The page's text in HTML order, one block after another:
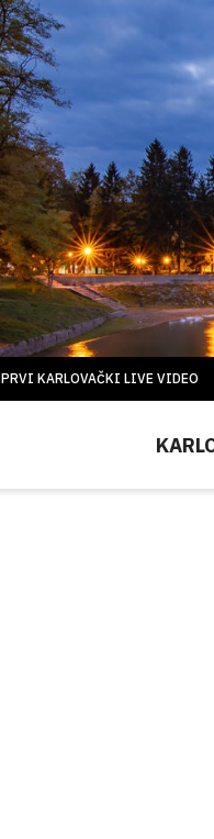
PRVI KARLOVAČKI LIVE VIDEO